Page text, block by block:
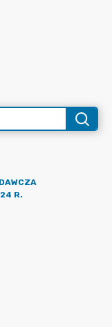
R.